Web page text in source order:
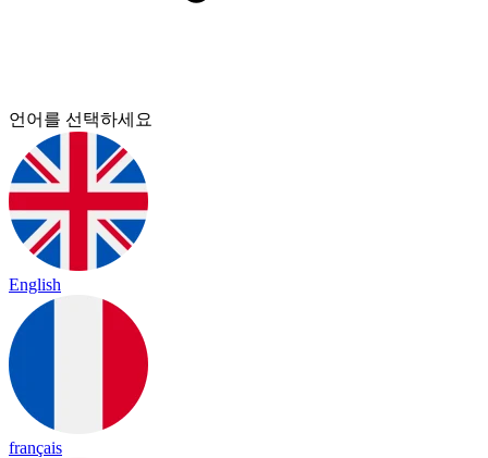
언어를 선택하세요
English
français